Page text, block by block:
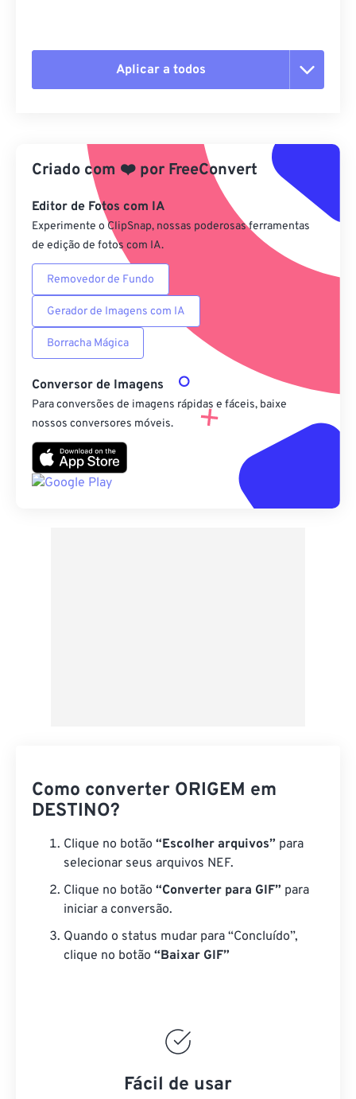
Aplicar a todos
Aplicar a partir da predefinição
Salvar como predefinição
Criado com ❤️ por FreeConvert
Editor de Fotos com IA
Experimente o ClipSnap, nossas poderosas ferramentas
de edição de fotos com IA.
Removedor de Fundo
Gerador de Imagens com IA
Borracha Mágica
Conversor de Imagens
Para conversões de imagens rápidas e fáceis, baixe
nossos conversores móveis.
Como converter ORIGEM em
DESTINO?
Clique no botão “Escolher arquivos” para
selecionar seus arquivos NEF.
Clique no botão “Converter para GIF” para
iniciar a conversão.
Quando o status mudar para “Concluído”,
clique no botão “Baixar GIF”
Fácil de usar